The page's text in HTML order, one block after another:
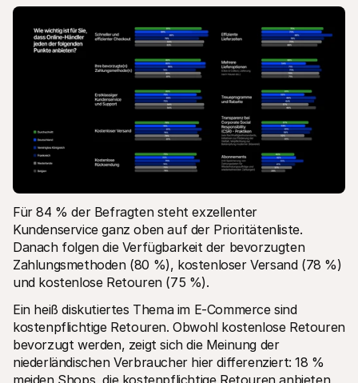
Für 84 % der Befragten steht exzellenter
Kundenservice ganz oben auf der Prioritätenliste.
Danach folgen die Verfügbarkeit der bevorzugten
Zahlungsmethoden (80 %), kostenloser Versand (78 %)
und kostenlose Retouren (75 %).
Ein heiß diskutiertes Thema im E-Commerce sind
kostenpflichtige Retouren. Obwohl kostenlose Retouren
bevorzugt werden, zeigt sich die Meinung der
niederländischen Verbraucher hier differenziert: 18 %
meiden Shops, die kostenpflichtige Retouren anbieten,